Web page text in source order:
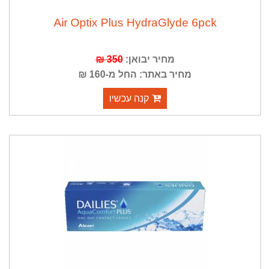
Air Optix Plus HydraGlyde 6pck
מחיר יבואן:350 ₪
מחיר באתר: החל מ-160 ₪
קנה עכשיו